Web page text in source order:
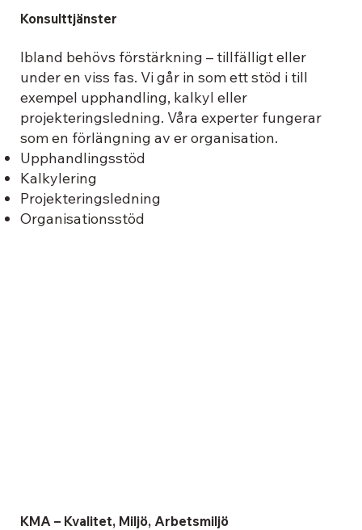
Konsulttjänster
Ibland behövs förstärkning – tillfälligt eller
under en viss fas. Vi går in som ett stöd i till
exempel upphandling, kalkyl eller
projekteringsledning. Våra experter fungerar
som en förlängning av er organisation.
Upphandlingsstöd
Kalkylering
Projekteringsledning
Organisationsstöd
KMA – Kvalitet, Miljö, Arbetsmiljö